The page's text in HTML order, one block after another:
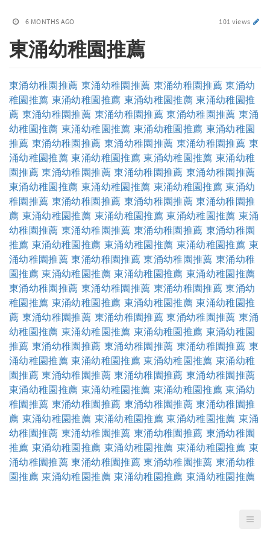
6 MONTHS AGO 101 views
東涌幼稚園推薦
東涌幼稚園推薦 東涌幼稚園推薦 東涌幼稚園推薦 東涌幼
稚園推薦 東涌幼稚園推薦 東涌幼稚園推薦 東涌幼稚園推
薦 東涌幼稚園推薦 東涌幼稚園推薦 東涌幼稚園推薦 東涌
幼稚園推薦 東涌幼稚園推薦 東涌幼稚園推薦 東涌幼稚園
推薦 東涌幼稚園推薦 東涌幼稚園推薦 東涌幼稚園推薦 東
涌幼稚園推薦 東涌幼稚園推薦 東涌幼稚園推薦 東涌幼稚
園推薦 東涌幼稚園推薦 東涌幼稚園推薦 東涌幼稚園推薦
東涌幼稚園推薦 東涌幼稚園推薦 東涌幼稚園推薦 東涌幼
稚園推薦 東涌幼稚園推薦 東涌幼稚園推薦 東涌幼稚園推
薦 東涌幼稚園推薦 東涌幼稚園推薦 東涌幼稚園推薦 東涌
幼稚園推薦 東涌幼稚園推薦 東涌幼稚園推薦 東涌幼稚園
推薦 東涌幼稚園推薦 東涌幼稚園推薦 東涌幼稚園推薦 東
涌幼稚園推薦 東涌幼稚園推薦 東涌幼稚園推薦 東涌幼稚
園推薦 東涌幼稚園推薦 東涌幼稚園推薦 東涌幼稚園推薦
東涌幼稚園推薦 東涌幼稚園推薦 東涌幼稚園推薦 東涌幼
稚園推薦 東涌幼稚園推薦 東涌幼稚園推薦 東涌幼稚園推
薦 東涌幼稚園推薦 東涌幼稚園推薦 東涌幼稚園推薦 東涌
幼稚園推薦 東涌幼稚園推薦 東涌幼稚園推薦 東涌幼稚園
推薦 東涌幼稚園推薦 東涌幼稚園推薦 東涌幼稚園推薦 東
涌幼稚園推薦 東涌幼稚園推薦 東涌幼稚園推薦 東涌幼稚
園推薦 東涌幼稚園推薦 東涌幼稚園推薦 東涌幼稚園推薦
東涌幼稚園推薦 東涌幼稚園推薦 東涌幼稚園推薦 東涌幼
稚園推薦 東涌幼稚園推薦 東涌幼稚園推薦 東涌幼稚園推
薦 東涌幼稚園推薦 東涌幼稚園推薦 東涌幼稚園推薦 東涌
幼稚園推薦 東涌幼稚園推薦 東涌幼稚園推薦 東涌幼稚園
推薦 東涌幼稚園推薦 東涌幼稚園推薦 東涌幼稚園推薦 東
涌幼稚園推薦 東涌幼稚園推薦 東涌幼稚園推薦 東涌幼稚
園推薦 東涌幼稚園推薦 東涌幼稚園推薦 東涌幼稚園推薦